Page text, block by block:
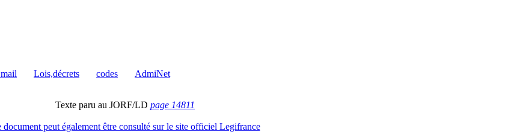
Lois,décrets codes AdmiNet
Texte paru au JORF/LD page 14811
document peut également être consulté sur le site officiel Legifrance